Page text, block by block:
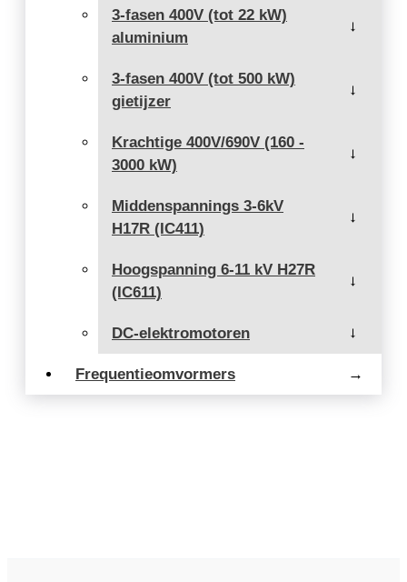
3-fasen 400V (tot 22 kW)
aluminium
→
3-fasen 400V (tot 500 kW)
gietijzer
→
Krachtige 400V/690V (160 -
3000 kW)
→
Middenspannings 3-6kV
H17R (IC411)
→
Hoogspanning 6-11 kV H27R
(IC611)
→
DC-elektromotoren →
Frequentieomvormers →